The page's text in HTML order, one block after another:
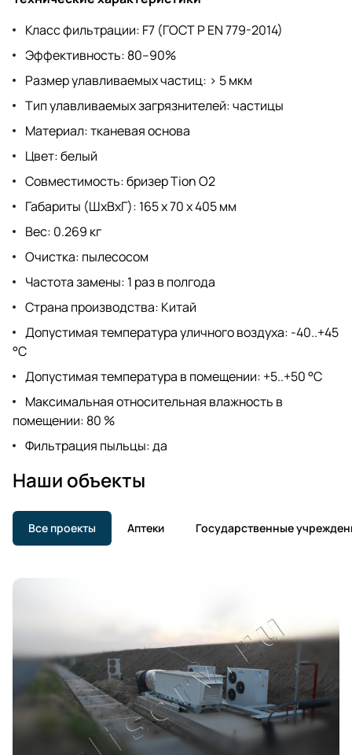
Класс фильтрации: F7 (ГОСТ Р EN 779-2014)
Эффективность: 80–90%
Размер улавливаемых частиц: > 5 мкм
Тип улавливаемых загрязнителей: частицы
Материал: тканевая основа
Цвет: белый
Совместимость: бризер Tion O2
Габариты (ШхВхГ): 165 x 70 x 405 мм
Вес: 0.269 кг
Очистка: пылесосом
Частота замены: 1 раз в полгода
Страна производства: Китай
Допустимая температура уличного воздуха: -40..+45
°C
Допустимая температура в помещении: +5..+50 °C
Максимальная относительная влажность в
помещении: 80 %
Фильтрация пыльцы: да
Наши объекты
Все проекты Аптеки Государственные